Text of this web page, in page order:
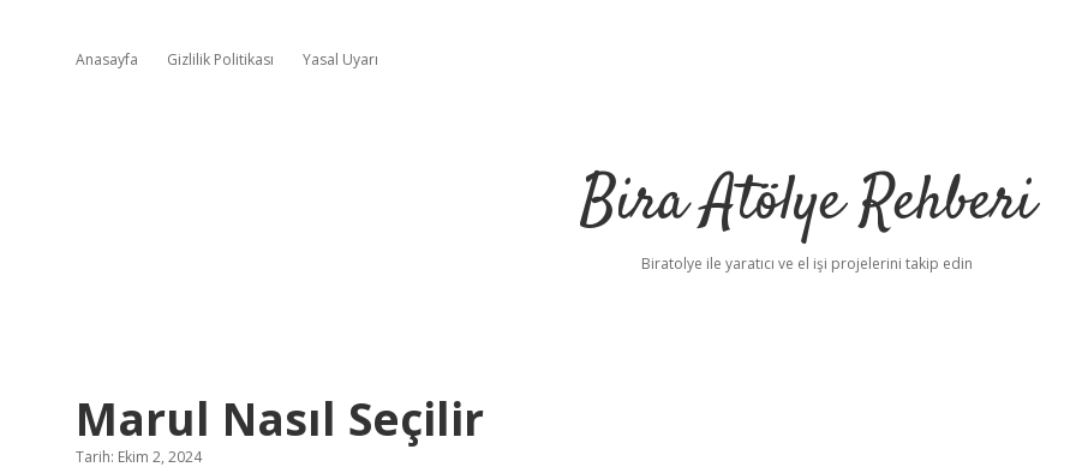
Anasayfa Gizlilik Politikası Yasal Uyarı
Bira Atölye Rehberi
Biratolye ile yaratıcı ve el işi projelerini takip edin
Marul Nasıl Seçilir
Tarih: Ekim 2, 2024